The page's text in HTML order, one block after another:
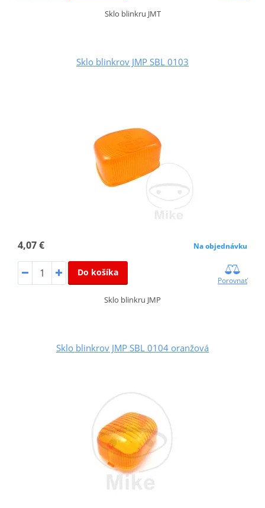
Sklo blinkru JMT
Sklo blinkrov JMP SBL 0103
4,07 € Na objednávku
Do košíka
Porovnať
Sklo blinkru JMP
Sklo blinkrov JMP SBL 0104 oranžová